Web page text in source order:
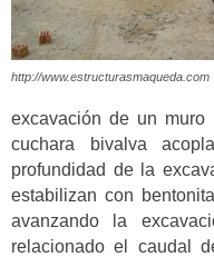
http://www.estructurasmaqueda.com
excavación de un muro
cuchara bivalva
profundidad de la
estabilizan con
avanzando la
relacionado el caudal